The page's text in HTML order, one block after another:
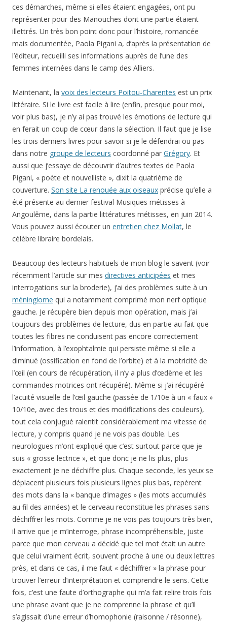
ces démarches, même si elles étaient engagées, ont pu
représenter pour des Manouches dont une partie étaient
illettrés. Un très bon point donc pour l’histoire, romancée
mais documentée, Paola Pigani a, d’après la présentation de
l’éditeur, recueilli ses informations auprès de l’une des
femmes internées dans le camp des Alliers.
Maintenant, la voix des lecteurs Poitou-Charentes est un prix
littéraire. Si le livre est facile à lire (enfin, presque pour moi,
voir plus bas), je n’y ai pas trouvé les émotions de lecture qui
en ferait un coup de cœur dans la sélection. Il faut que je lise
les trois derniers livres pour savoir si je le défendrai ou pas
dans notre groupe de lecteurs coordonné par Grégory. Et
aussi que j’essaye de découvrir d’autres textes de Paola
Pigani, « poète et nouvelliste », dixit la quatrième de
couverture. Son site La renouée aux oiseaux précise qu’elle a
été présente au dernier festival Musiques métisses à
Angoulême, dans la partie littératures métisses, en juin 2014.
Vous pouvez aussi écouter un entretien chez Mollat, le
célèbre libraire bordelais.
Beaucoup des lecteurs habituels de mon blog le savent (voir
récemment l’article sur mes directives anticipées et mes
interrogations sur la broderie), j’ai des problèmes suite à un
méningiome qui a notamment comprimé mon nerf optique
gauche. Je récupère bien depuis mon opération, mais j’ai
toujours des problèmes de lecture, dus en partie au fait que
toutes les fibres ne conduisent pas encore correctement
l’information, à l’exophtalmie qui persiste même si elle a
diminué (ossification en fond de l’orbite) et à la motricité de
l’œil (en cours de récupération, il n’y a plus d’œdème et les
commandes motrices ont récupéré). Même si j’ai récupéré
l’acuité visuelle de l’œil gauche (passée de 1/10e à un « faux »
10/10e, avec des trous et des modifications des couleurs),
tout cela conjugué ralentit considérablement ma vitesse de
lecture, y compris quand je ne vois pas double. Les
neurologues m’ont expliqué que c’est surtout parce que je
suis « grosse lectrice », et que donc je ne lis plus, plus
exactement je ne déchiffre plus. Chaque seconde, les yeux se
déplacent plusieurs fois plusieurs lignes plus bas, repèrent
des mots dans la « banque d’images » (les mots accumulés
au fil des années) et le cerveau reconstitue les phrases sans
déchiffrer les mots. Comme je ne vois pas toujours très bien,
il arrive que je m’interroge, phrase incompréhensible, juste
parce que mon cerveau a décidé que tel mot était un autre
que celui vraiment écrit, souvent proche à une ou deux lettres
près, et dans ce cas, il me faut « déchiffrer » la phrase pour
trouver l’erreur d’interprétation et comprendre le sens. Cette
fois, c’est une faute d’orthographe qui m’a fait relire trois fois
une phrase avant que je ne comprenne la phrase et qu’il
s’agissait d’une erreur d’homophonie (raisonne / résonne),